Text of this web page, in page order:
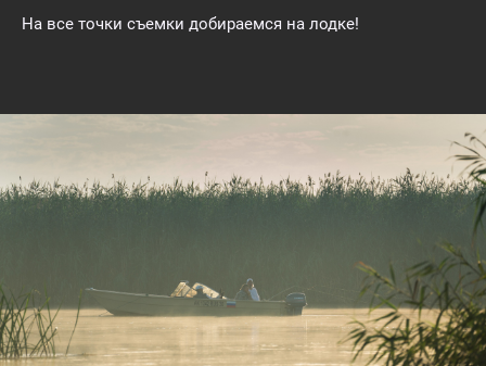
На все точки съемки добираемся на лодке!